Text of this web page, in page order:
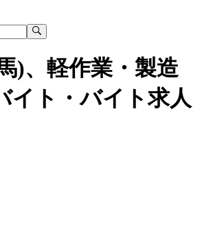
)、軽作業・製造
イト・バイト求人